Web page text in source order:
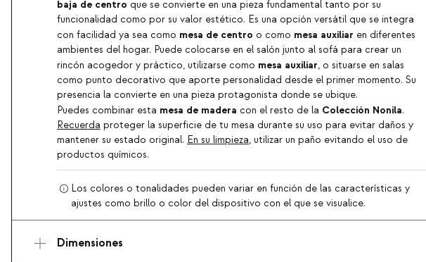
baja de centro que se convierte en una pieza fundamental tanto por su
funcionalidad como por su valor estético. Es una opción versátil que se integra
con facilidad ya sea como mesa de centro o como mesa auxiliar en diferentes
ambientes del hogar. Puede colocarse en el salón junto al sofá para crear un
rincón acogedor y práctico, utilizarse como mesa auxiliar, o situarse en salas
como punto decorativo que aporte personalidad desde el primer momento. Su
presencia la convierte en una pieza protagonista donde se ubique.
Puedes combinar esta mesa de madera con el resto de la Colección Nonila.
Recuerda proteger la superficie de tu mesa durante su uso para evitar daños y
mantener su estado original. En su limpieza, utilizar un paño evitando el uso de
productos químicos.
Los colores o tonalidades pueden variar en función de las características y
ajustes como brillo o color del dispositivo con el que se visualice.
Dimensiones